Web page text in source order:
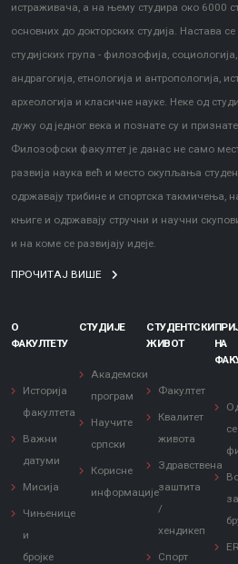
истраживача, а на њему студира око 6000
основних до докторских студија. Настава се
студијских група - филозофија,
андрагогија, етнологија и антропологија,
археологија и класичне науке. Неке од
дужу од једног века и познате су и признате
Филозофски факултет је данас не само
развија наука већ и место окупљања
одржавају трибине и спортска такмичења,
књиге и одржавају стручни и научни
и на коме се развијају идеје.
ПРОЧИТАЈ ВИШЕ
О
ФАКУЛТЕТУ
Историја
факултета
Важни
датуми
Мисија
Чињенице
и
бројке
СТУДИЈЕ
Академски
програм
Научите
српски
Корисне
информације
СТУДЕНТСКИ
ЖИВОТ
Факултет
Квалитет
живота
Здравствена
заштита
/
хендикеп
Спорт
НА
за